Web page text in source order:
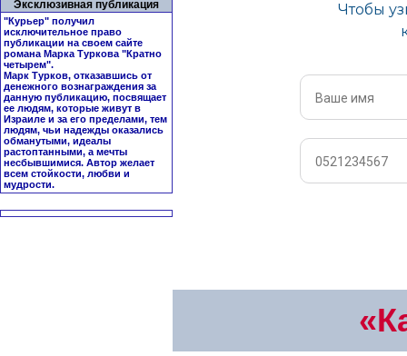
Эксклюзивная публикация
"Курьер" получил
исключительное право
публикации на своем сайте
романа Марка Туркова "Кратно
четырем".
Марк Турков, отказавшись от
денежного вознаграждения за
данную публикацию, посвящает
ее людям, которые живут в
Израиле и за его пределами, тем
людям, чьи надежды оказались
обманутыми, идеалы
растоптанными, а мечты
несбывшимися. Автор желает
всем стойкости, любви и
мудрости.